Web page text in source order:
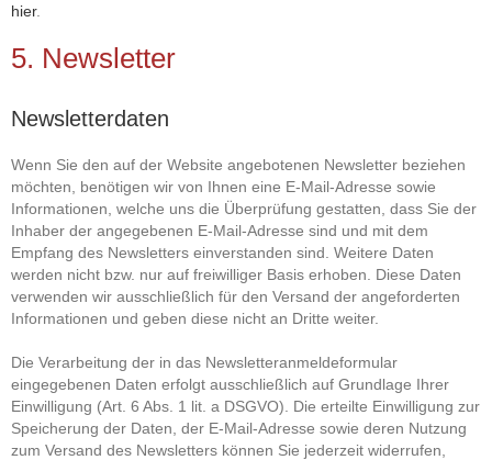
hier.
5. Newsletter
Newsletterdaten
Wenn Sie den auf der Website angebotenen Newsletter beziehen
möchten, benötigen wir von Ihnen eine E-Mail-Adresse sowie
Informationen, welche uns die Überprüfung gestatten, dass Sie der
Inhaber der angegebenen E-Mail-Adresse sind und mit dem
Empfang des Newsletters einverstanden sind. Weitere Daten
werden nicht bzw. nur auf freiwilliger Basis erhoben. Diese Daten
verwenden wir ausschließlich für den Versand der angeforderten
Informationen und geben diese nicht an Dritte weiter.
Die Verarbeitung der in das Newsletteranmeldeformular
eingegebenen Daten erfolgt ausschließlich auf Grundlage Ihrer
Einwilligung (Art. 6 Abs. 1 lit. a DSGVO). Die erteilte Einwilligung zur
Speicherung der Daten, der E-Mail-Adresse sowie deren Nutzung
zum Versand des Newsletters können Sie jederzeit widerrufen,